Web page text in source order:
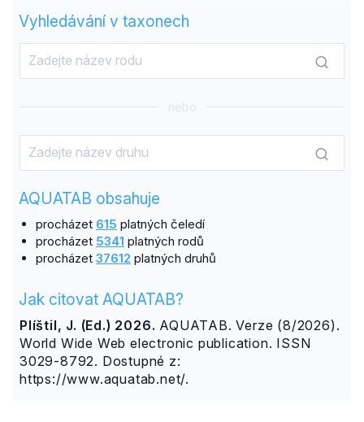
Vyhledávání v taxonech
nebo
AQUATAB obsahuje
procházet 615 platných čeledí
procházet 5341 platných rodů
procházet 37612 platných druhů
Jak citovat AQUATAB?
Plíštil, J. (Ed.) 2026. AQUATAB. Verze (8/2026).
World Wide Web electronic publication. ISSN
3029-8792. Dostupné z:
https://www.aquatab.net/.